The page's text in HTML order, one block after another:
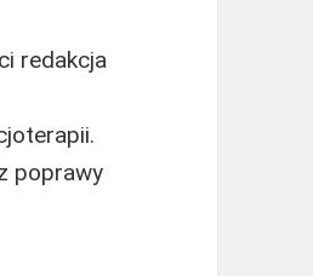
redakcja
poprawy